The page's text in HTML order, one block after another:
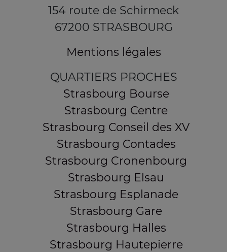
154 route de Schirmeck
67200 STRASBOURG
Mentions légales
QUARTIERS PROCHES
Strasbourg Bourse
Strasbourg Centre
Strasbourg Conseil des XV
Strasbourg Contades
Strasbourg Cronenbourg
Strasbourg Elsau
Strasbourg Esplanade
Strasbourg Gare
Strasbourg Halles
Strasbourg Hautepierre